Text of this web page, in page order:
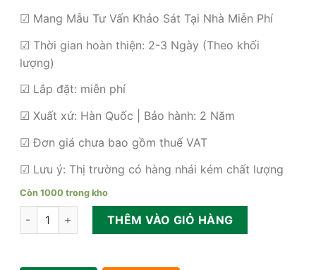
☑ Mang Mẫu Tư Vấn Khảo Sát Tại Nhà Miễn Phí
☑ Thời gian hoàn thiện: 2-3 Ngày (Theo khối
lượng)
☑ Lắp đặt: miễn phí
☑ Xuất xứ: Hàn Quốc | Bảo hành: 2 Năm
☑ Đơn giá chưa bao gồm thuế VAT
☑ Lưu ý: Thị trường có hàng nhái kém chất lượng
Còn 1000 trong kho
Rèm cầu vồng Hàn Quốc Modero Woodlook số lượng
THÊM VÀO GIỎ HÀNG